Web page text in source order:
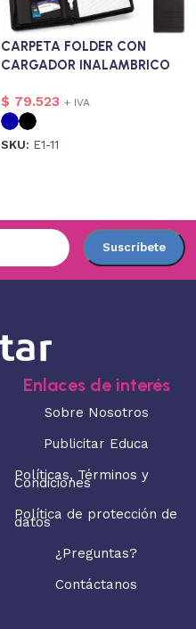
CARPETA FOLDER CON
CARGADOR INALAMBRICO
$ 79.523 + IVA
SKU: E1-11
Enlaces de interés
Sobre Nosotros
Publicitar Educa
Políticas, Términos y
Condiciones
Política de protección de
datos
¿Preguntas?
Contáctanos